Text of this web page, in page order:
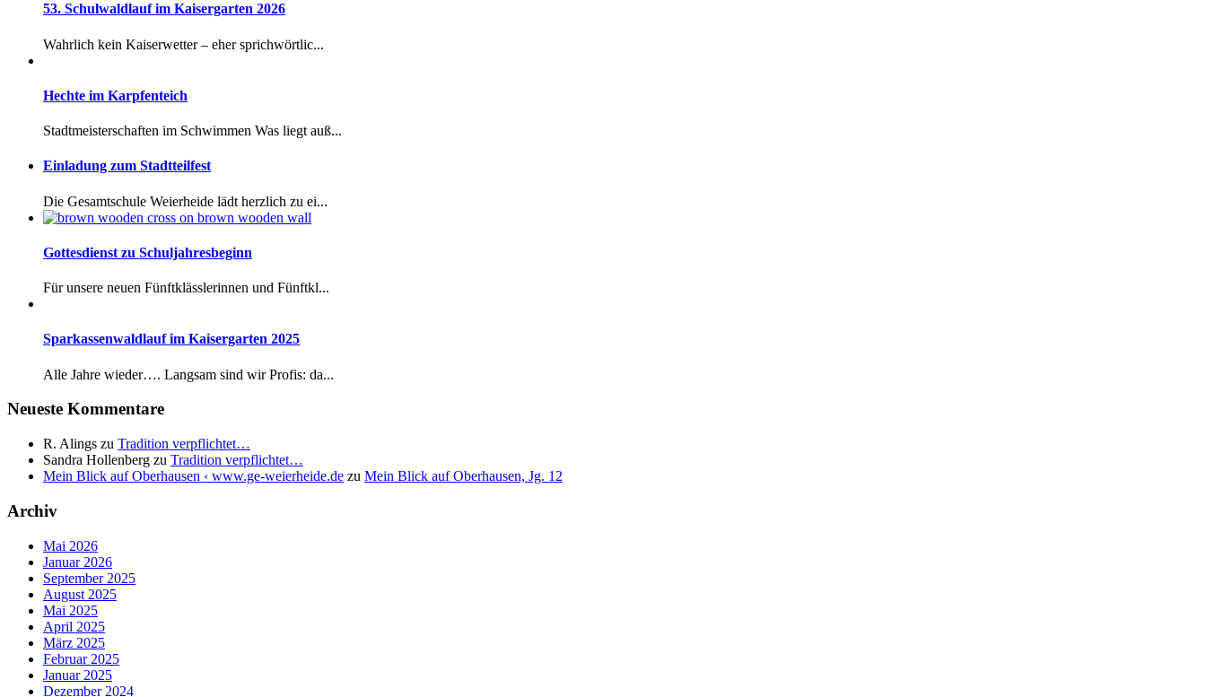
53. Schulwaldlauf im Kaisergarten 2026
Wahrlich kein Kaiserwetter – eher sprichwörtlic...
Hechte im Karpfenteich
Stadtmeisterschaften im Schwimmen Was liegt auß...
Einladung zum Stadtteilfest
Die Gesamtschule Weierheide lädt herzlich zu ei...
Gottesdienst zu Schuljahresbeginn
Für unsere neuen Fünftklässlerinnen und Fünftkl...
Sparkassenwaldlauf im Kaisergarten 2025
Alle Jahre wieder…. Langsam sind wir Profis: da...
Neueste Kommentare
R. Alings zu Tradition verpflichtet…
Sandra Hollenberg zu Tradition verpflichtet…
Mein Blick auf Oberhausen ‹ www.ge-weierheide.de zu Mein Blick auf Oberhausen, Jg. 12
Archiv
Mai 2026
Januar 2026
September 2025
August 2025
Mai 2025
April 2025
März 2025
Februar 2025
Januar 2025
Dezember 2024